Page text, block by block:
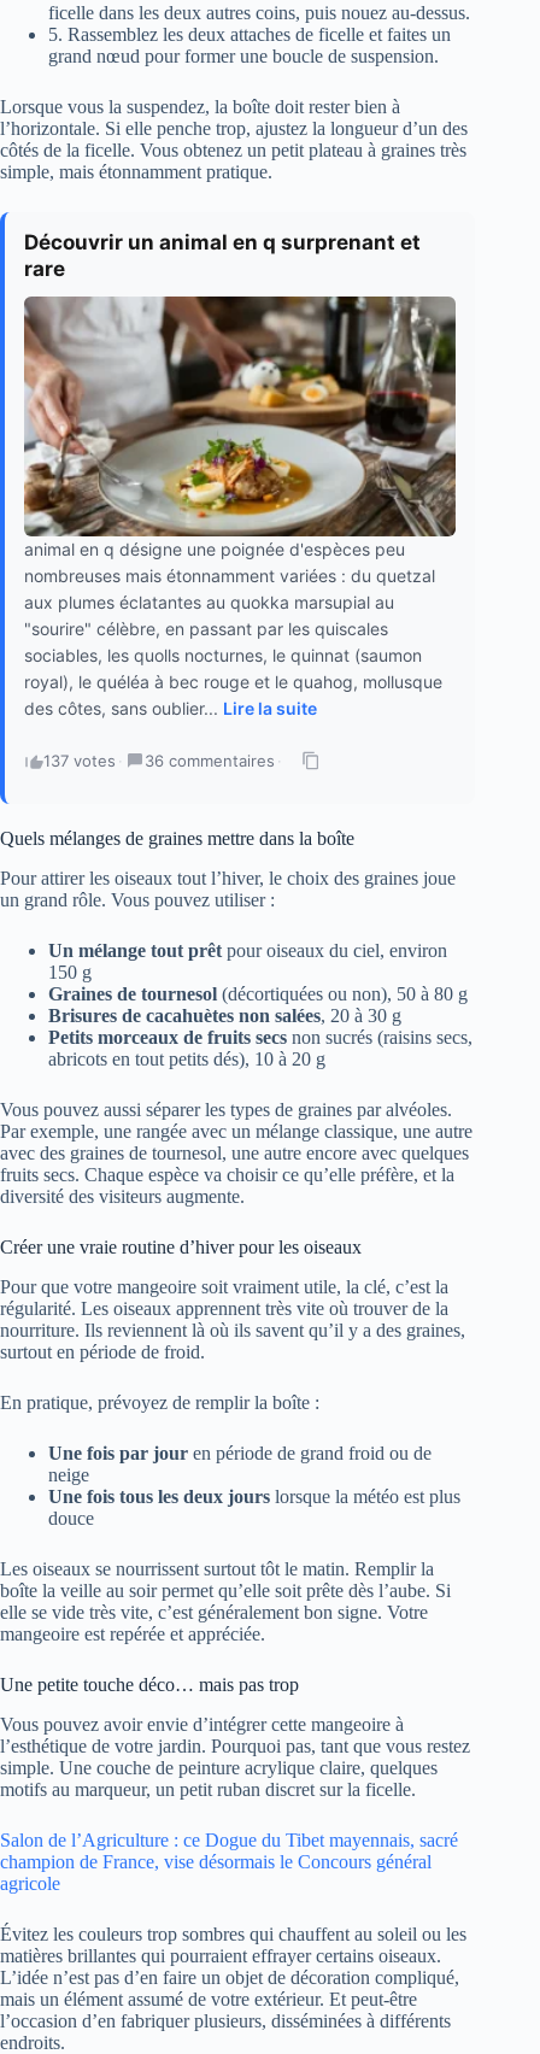
ficelle dans les deux autres coins, puis nouez au-dessus.
5. Rassemblez les deux attaches de ficelle et faites un
grand nœud pour former une boucle de suspension.
Lorsque vous la suspendez, la boîte doit rester bien à
l’horizontale. Si elle penche trop, ajustez la longueur d’un des
côtés de la ficelle. Vous obtenez un petit plateau à graines très
simple, mais étonnamment pratique.
Découvrir un animal en q surprenant et
rare
animal en q désigne une poignée d'espèces peu
nombreuses mais étonnamment variées : du quetzal
aux plumes éclatantes au quokka marsupial au
"sourire" célèbre, en passant par les quiscales
sociables, les quolls nocturnes, le quinnat (saumon
royal), le quéléa à bec rouge et le quahog, mollusque
des côtes, sans oublier... Lire la suite
137 votes · 36 commentaires ·
Quels mélanges de graines mettre dans la boîte
Pour attirer les oiseaux tout l’hiver, le choix des graines joue
un grand rôle. Vous pouvez utiliser :
Un mélange tout prêt pour oiseaux du ciel, environ
150 g
Graines de tournesol (décortiquées ou non), 50 à 80 g
Brisures de cacahuètes non salées, 20 à 30 g
Petits morceaux de fruits secs non sucrés (raisins secs,
abricots en tout petits dés), 10 à 20 g
Vous pouvez aussi séparer les types de graines par alvéoles.
Par exemple, une rangée avec un mélange classique, une autre
avec des graines de tournesol, une autre encore avec quelques
fruits secs. Chaque espèce va choisir ce qu’elle préfère, et la
diversité des visiteurs augmente.
Créer une vraie routine d’hiver pour les oiseaux
Pour que votre mangeoire soit vraiment utile, la clé, c’est la
régularité. Les oiseaux apprennent très vite où trouver de la
nourriture. Ils reviennent là où ils savent qu’il y a des graines,
surtout en période de froid.
En pratique, prévoyez de remplir la boîte :
Une fois par jour en période de grand froid ou de
neige
Une fois tous les deux jours lorsque la météo est plus
douce
Les oiseaux se nourrissent surtout tôt le matin. Remplir la
boîte la veille au soir permet qu’elle soit prête dès l’aube. Si
elle se vide très vite, c’est généralement bon signe. Votre
mangeoire est repérée et appréciée.
Une petite touche déco… mais pas trop
Vous pouvez avoir envie d’intégrer cette mangeoire à
l’esthétique de votre jardin. Pourquoi pas, tant que vous restez
simple. Une couche de peinture acrylique claire, quelques
motifs au marqueur, un petit ruban discret sur la ficelle.
Salon de l’Agriculture : ce Dogue du Tibet mayennais, sacré
champion de France, vise désormais le Concours général
agricole
Évitez les couleurs trop sombres qui chauffent au soleil ou les
matières brillantes qui pourraient effrayer certains oiseaux.
L’idée n’est pas d’en faire un objet de décoration compliqué,
mais un élément assumé de votre extérieur. Et peut-être
l’occasion d’en fabriquer plusieurs, disséminées à différents
endroits.